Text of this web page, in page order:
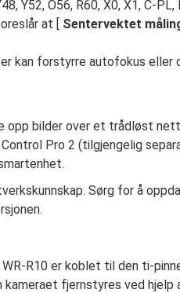
Y52, O56, R60, X0, X1, C-PL,
at [ Sentervektet
kan forstyrre autofokus eller
opp bilder over et trådløst
Pro 2 (tilgjengelig
Sørg for å
R10 er koblet til den ti-
kameraet fjernstyres ved hjelp